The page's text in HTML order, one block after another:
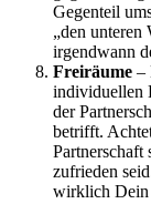
Gegenteil
„den
irgendwann
Freiräume –
individuellen
der
betrifft.
zufrieden
wirklich Dein